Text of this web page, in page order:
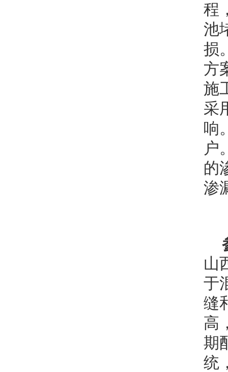
程
池
损
方
施
采
响
户
的
渗
山
于
缝
高
期
统